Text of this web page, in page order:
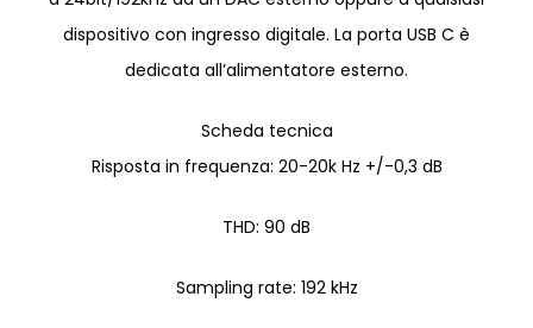
dispositivo con ingresso digitale. La porta USB C è
dedicata all’alimentatore esterno.
Scheda tecnica
Risposta in frequenza: 20-20k Hz +/-0,3 dB
THD: 90 dB
Sampling rate: 192 kHz